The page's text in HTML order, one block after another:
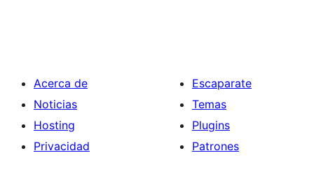
Acerca de
Noticias
Hosting
Privacidad
Escaparate
Temas
Plugins
Patrones